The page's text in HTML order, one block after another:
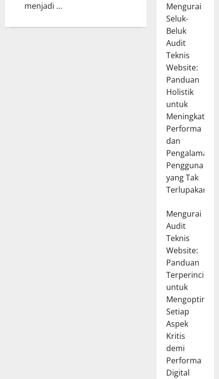
menjadi …
Mengurai
Seluk-
Beluk
Audit
Teknis
Website:
Panduan
Holistik
untuk
Meningkatkan
Performa
dan
Pengalaman
Pengguna
yang Tak
Terlupakan
Mengurai
Audit
Teknis
Website:
Panduan
Terperinci
untuk
Setiap
Aspek
Kritis
demi
Performa
Digital